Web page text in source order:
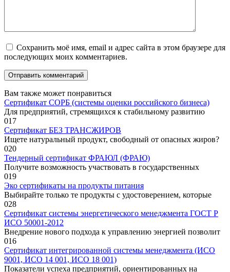
Сохранить моё имя, email и адрес сайта в этом браузере для
последующих моих комментариев.
Вам также может понравиться
Сертификат СОРБ (системы оценки российского бизнеса)
Для предприятий, стремящихся к стабильному развитию
017
Сертификат БЕЗ ТРАНСЖИРОВ
Ищете натуральный продукт, свободный от опасных жиров?
020
Тендерный сертификат ФРАЮЛ (ФРАЮ)
Получите возможность участвовать в государственных
019
Эко сертификаты на продукты питания
Выбирайте только те продукты с удостоверением, которые
028
Сертификат системы энергетического менеджмента ГОСТ Р
ИСО 50001-2012
Внедрение нового подхода к управлению энергией позволит
016
Сертификат интегрированной системы менеджмента (ИСО
9001, ИСО 14 001, ИСО 18 001)
Показатели успеха предприятий, ориентированных на